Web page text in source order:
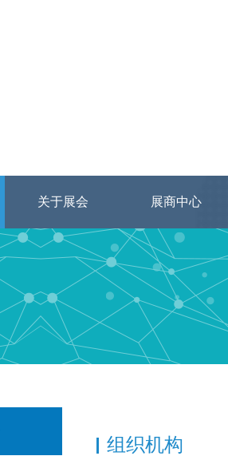
关于展会 展商中心
组织机构